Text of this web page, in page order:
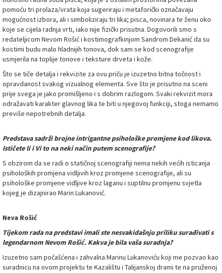
pomoću tri prolaza/vrata koja sugeriraju i metaforički označavaju
mogućnost izbora, ali i simboliziraju tri lika; pisca, novinara te ženu oko
koje se cijela radnja vrti, iako nije fizički prisutna. Dogovorili smo s
redateljicom Nevom Rošić i kostimografkinjom Sandrom Dekanić da su
kostimi budu malo hladnijih tonova, dok sam se kod scenografije
usmjerila na toplije tonove i teksture drveta i kože.
Što se tiče detalja i rekvizite za ovu priču je izuzetno bitna točnost i
opravdanost svakog vizualnog elementa. Sve što je prisutno na sceni
prije svega je jako promišljeno i s dobrim razlogom. Svaki rekvizit mora
odražavati karakter glavnog lika te biti u njegovoj funkciji, stoga nemamo
previše nepotrebnih detalja.
Predstava sadrži brojne intrigantne psihološke promjene kod likova.
Ističete li i Vi to na neki način putem scenografije?
S obzirom da se radi o statičnoj scenografiji nema nekih većih isticanja
psiholoških promjena vidljivih kroz promjene scenografije, ali su
psihološke promjene vidljive kroz laganu i suptilnu promjenu svjetla
kojeg je dizajnirao Marin Lukanović.
Neva Rošić
Tijekom rada na predstavi imali ste nesvakidašnju priliku surađivati s
legendarnom Nevom Rošić. Kakva je bila vaša suradnja?
Izuzetno sam počašćena i zahvalna Marinu Lukanoviću koji me pozvao kao
suradnicu na ovom projektu te Kazalištu i Talijanskoj drami te na pruženoj